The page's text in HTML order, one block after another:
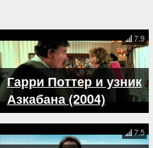
Гарри Поттер и узник
Азкабана (2004)
7.9
7.5